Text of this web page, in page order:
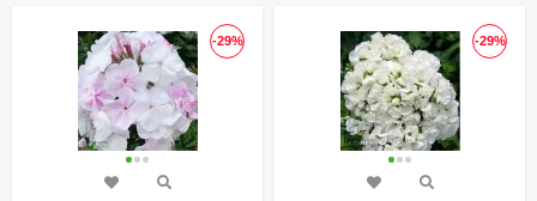
-29% -29%